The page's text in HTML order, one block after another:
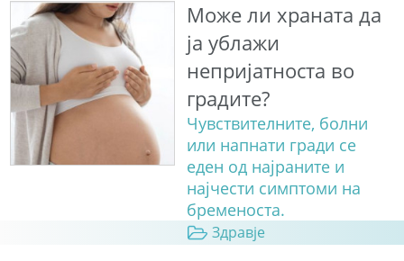
Може ли храната да
ја ублажи
непријатноста во
градите?
Чувствителните, болни
или напнати гради се
еден од најраните и
најчести симптоми на
бременоста.
Здравје